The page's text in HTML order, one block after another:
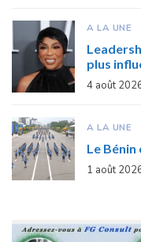
A LA UNE
plus
4 août
A LA UNE
Le Bénin
1 août